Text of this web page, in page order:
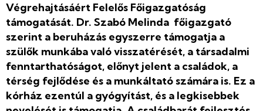
Végrehajtásáért Felelős Főigazgatóság
támogatását. Dr. Szabó Melinda főigazgató
szerint a beruházás egyszerre támogatja a
szülők munkába való visszatérését, a társadalmi
fenntarthatóságot, előnyt jelent a családok, a
térség fejlődése és a munkáltató számára is. Ez a
kórház ezentúl a gyógyítást, és a legkisebbek